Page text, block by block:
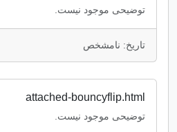
توضیحی موجود نیست.
تاریخ: نامشخص
attached-bouncyflip.html
توضیحی موجود نیست.